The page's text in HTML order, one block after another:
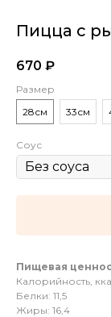
Пицца с
670 ₽
Размер
28см
33см
Соус
Пищевая
Калорийность,
Белки: 11,5
Жиры: 16,4